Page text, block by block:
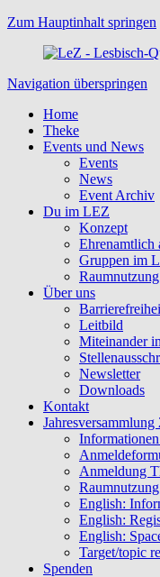
Zum Hauptinhalt springen
Navigation überspringen
Home
Theke
Events und News
Events
News
Event Archiv
Du im LEZ
Konzept
Ehrenamtlich
Gruppen im
Raumnutzung
Über uns
Leitbild
Miteinander
Newsletter
Downloads
Kontakt
Jahresversammlung
Anmeldung
English:
English:
English:
Target/topic
Spenden